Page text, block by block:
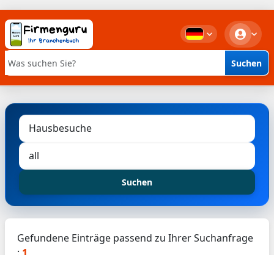
Stichwortsuche Suchen
Suchen
Gefundene Einträge passend zu Ihrer Suchanfrage